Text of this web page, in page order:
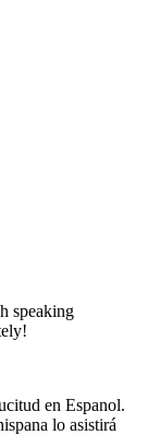
speaking
en Espanol.
lo asistirá